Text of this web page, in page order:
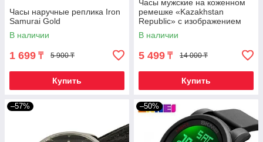
Часы наручные реплика Iron
Samurai Gold
В наличии
1 699 ₸ 5 900 ₸
Купить
Часы мужские на коженном
ремешке «Kazakhstan
Republic» с изображением
герба (Черный в золоте)
В наличии
5 499 ₸ 14 000 ₸
Купить
–57% –50%